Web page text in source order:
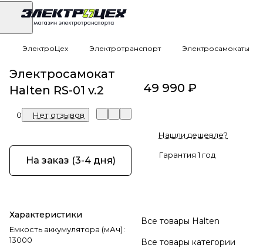
ЭлектроЦех Электротранспорт Электросамокаты
Электросамокат
Halten RS-01 v.2
0 Нет отзывов
На заказ (3-4 дня)
Характеристики
Емкость аккумулятора (мАч):
13000
49 990 ₽
Нашли дешевле?
Гарантия 1 год
Все товары Halten
Все товары категории